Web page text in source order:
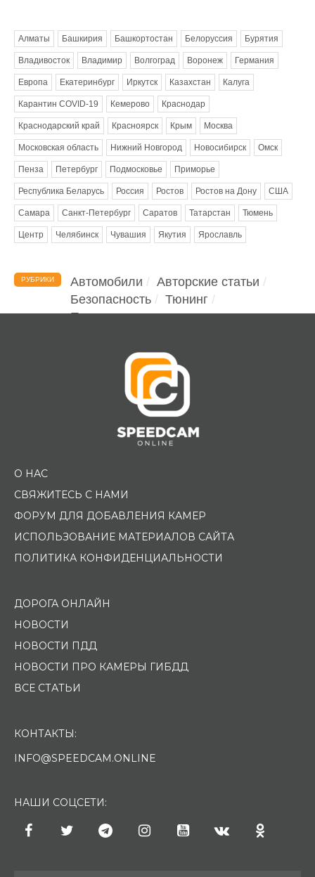
Алматы Башкирия Башкортостан Белоруссия Бурятия
Владивосток Владимир Волгоград Воронеж Германия
Европа Екатеринбург Иркутск Казахстан Калуга
Карантин COVID-19 Кемерово Краснодар
Краснодарский край Красноярск Крым Москва
Московская область Нижний Новгород Новосибирск Омск
Пенза Петербург Подмосковье Приморье
Республика Беларусь Россия Ростов Ростов на Дону США
Самара Санкт-Петербург Саратов Татарстан Тюмень
Центр Челябинск Чувашия Якутия Ярославль
РУБРИКИ Автомобили
Авторские статьи
Безопасность
Тюнинг
Помощь водителю
О НАС
СВЯЖИТЕСЬ С НАМИ
ФОРУМ ДЛЯ ДОБАВЛЕНИЯ КАМЕР
ИСПОЛЬЗОВАНИЕ МАТЕРИАЛОВ САЙТА
ПОЛИТИКА КОНФИДЕНЦИАЛЬНОСТИ
ДОРОГА ОНЛАЙН
НОВОСТИ
НОВОСТИ ПДД
НОВОСТИ ПРО КАМЕРЫ ГИБДД
ВСЕ СТАТЬИ
КОНТАКТЫ:
INFO@SPEEDCAM.ONLINE
НАШИ СОЦСЕТИ: